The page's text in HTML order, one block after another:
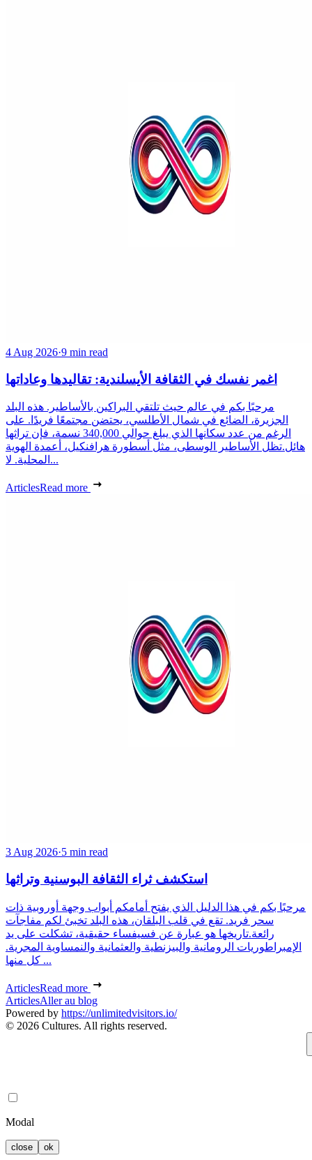
4 Aug 2026·9 min read
اغمر نفسك في الثقافة الأيسلندية: تقاليدها وعاداتها
مرحبًا بكم في عالم حيث تلتقي البراكين بالأساطير. هذه البلد
الجزيرة، الضائع في شمال الأطلسي، يحتضن مجتمعًا فريدًا. على
الرغم من عدد سكانها الذي يبلغ حوالي 340,000 نسمة، فإن تراثها
هائل.تظل الأساطير الوسطى، مثل أسطورة هرافنكيل، أعمدة الهوية
المحلية. لا...
ArticlesRead more
3 Aug 2026·5 min read
استكشف ثراء الثقافة البوسنية وتراثها
مرحبًا بكم في هذا الدليل الذي يفتح أمامكم أبواب وجهة أوروبية ذات
سحر فريد. تقع في قلب البلقان، هذه البلد تخبئ لكم مفاجآت
رائعة.تاريخها هو عبارة عن فسيفساء حقيقية، تشكلت على يد
الإمبراطوريات الرومانية والبيزنطية والعثمانية والنمساوية المجرية.
كل منها ...
ArticlesRead more
ArticlesAller au blog
Powered by https://unlimitedvisitors.io/
© 2026 Cultures. All rights reserved.
Modal
close ok